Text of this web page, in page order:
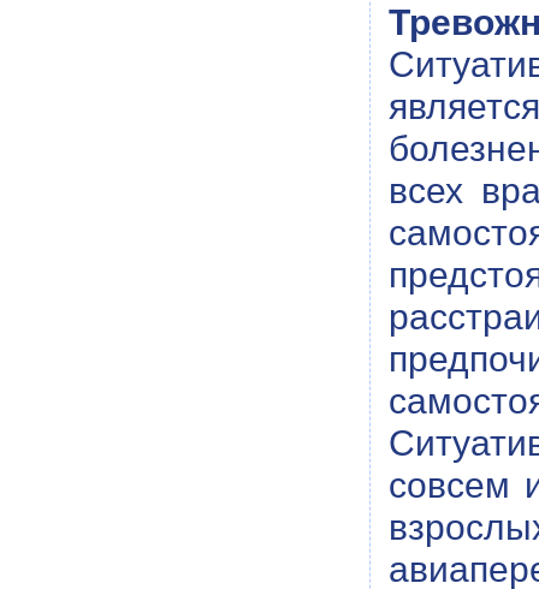
всех
совсем